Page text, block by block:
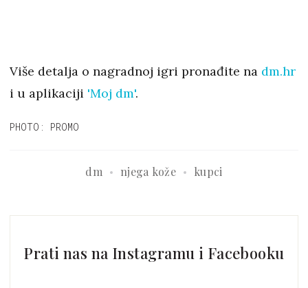
Više detalja o nagradnoj igri pronađite na dm.hr
i u aplikaciji 'Moj dm'.
PHOTO: PROMO
dm njega kože kupci
Prati nas na Instagramu i Facebooku